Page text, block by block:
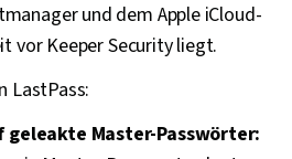
und dem Apple iCloud-
vor Keeper Security liegt.
LastPass:
geleakte Master-Passwörter: